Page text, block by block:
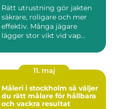
Rätt utrustning gör jakten
säkrare, roligare och mer
effektiv. Många jägare
lägger stor vikt vid vap...
11. maj
Måleri i stockholm så väljer
du rätt målare för hållbara
och vackra resultat